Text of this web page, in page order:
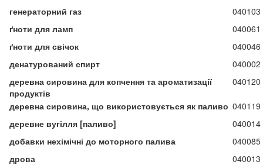
генераторний газ
040103
ґноти для ламп
040061
ґноти для свічок
040046
денатурований спирт
040002
деревна сировина для копчення та ароматизації
продуктів
040120
деревна сировина, що використовується як паливо 040119
деревне вугілля [паливо]
040014
добавки нехімічні до моторного палива
040085
дрова
040013